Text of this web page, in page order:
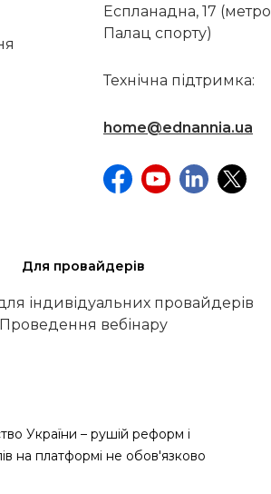
Еспланадна, 17 (метро
Палац спорту)
Технічна підтримка:
home@ednannia.ua
Для провайдерів
індивідуальних провайдерів
Проведення вебінару
України – рушій реформ і
на платформі не обов'язково